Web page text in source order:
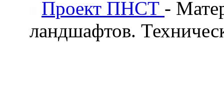
Проект ПНСТ -
ландшафтов.